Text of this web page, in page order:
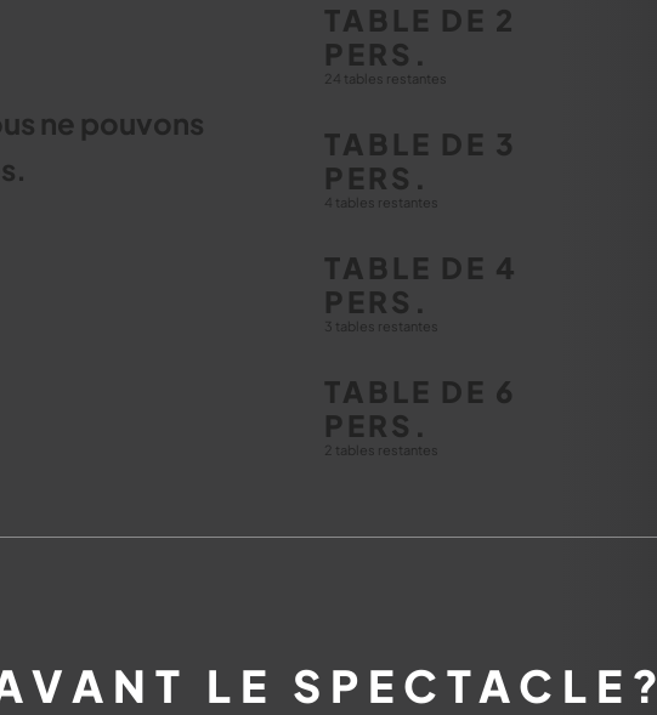
ne pouvons
TABLE DE 2
PERS.
24 tables restantes
TABLE DE 3
PERS.
4 tables restantes
TABLE DE 4
PERS.
3 tables restantes
TABLE DE 6
PERS.
2 tables restantes
LE SPECTACLE?